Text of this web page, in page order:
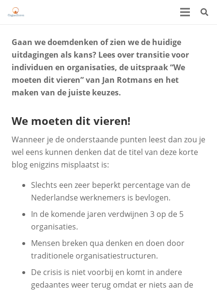
Gaan we doemdenken of zien we de huidige
uitdagingen als kans? Lees over transitie voor
individuen en organisaties, de uitspraak “We
moeten dit vieren” van Jan Rotmans en het
maken van de juiste keuzes.
We moeten dit vieren!
Wanneer je de onderstaande punten leest dan zou je
wel eens kunnen denken dat de titel van deze korte
blog enigzins misplaatst is:
Slechts een zeer beperkt percentage van de
Nederlandse werknemers is bevlogen.
In de komende jaren verdwijnen 3 op de 5
organisaties.
Mensen breken qua denken en doen door
traditionele organisatiestructuren.
De crisis is niet voorbij en komt in andere
gedaantes weer terug omdat er niets aan de